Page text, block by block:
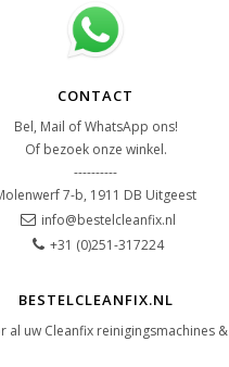
CONTACT
Bel, Mail of WhatsApp ons!
Of bezoek onze winkel.
----------
7-b, 1911 DB Uitgeest
info@bestelcleanfix.nl
+31 (0)251-317224
BESTELCLEANFIX.NL
al uw Cleanfix reinigingsmachines